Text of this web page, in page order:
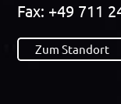
Fax: +49 711
Zum Standort